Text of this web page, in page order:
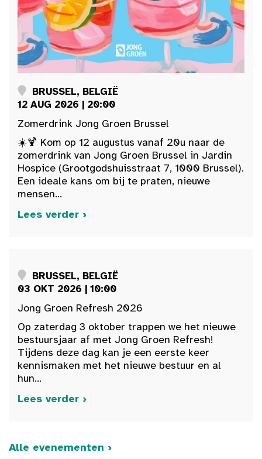
BRUSSEL, BELGIË
12 AUG 2026 | 20:00
Zomerdrink Jong Groen Brussel
☀️🍹 Kom op 12 augustus vanaf 20u naar de
zomerdrink van Jong Groen Brussel in Jardin
Hospice (Grootgodshuisstraat 7, 1000 Brussel).
Een ideale kans om bij te praten, nieuwe
mensen...
Lees verder ›
BRUSSEL, BELGIË
03 OKT 2026 | 10:00
Jong Groen Refresh 2026
Op zaterdag 3 oktober trappen we het nieuwe
bestuursjaar af met Jong Groen Refresh!
Tijdens deze dag kan je een eerste keer
kennismaken met het nieuwe bestuur en al
hun...
Lees verder ›
Alle evenementen ›